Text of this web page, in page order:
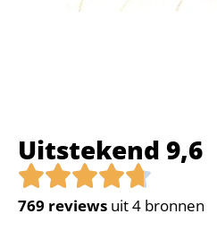
Uitstekend 9,6
769 reviews uit 4 bronnen